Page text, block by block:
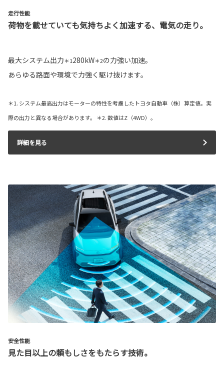
走行性能
荷物を載せていても気持ちよく加速する、電気の走り。
最大システム出力＊1280kW＊2の力強い加速。
あらゆる路面や環境で力強く駆け抜けます。
＊1. システム最高出力はモーターの特性を考慮したトヨタ自動車（株）算定値。実
際の出力と異なる場合があります。 ＊2. 数値はZ（4WD）。
詳細を見る
安全性能
見た目以上の頼もしさをもたらす技術。